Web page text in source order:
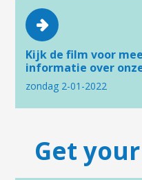
Kijk de film voor
informatie over
zondag 2-01-2022
Get